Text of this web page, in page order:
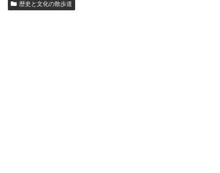
歴史と文化の散歩道